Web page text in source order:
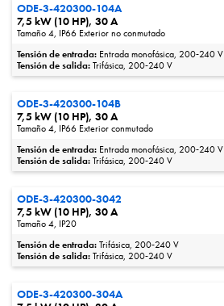
ODE-3-420300-104A
7,5 kW (10 HP), 30 A
Tamaño 4, IP66 Exterior no conmutado
Tensión de entrada: Entrada monofásica, 200‑240 V
Tensión de salida:Trifásica, 200‑240 V
ODE-3-420300-104B
7,5 kW (10 HP), 30 A
Tamaño 4, IP66 Exterior conmutado
Tensión de entrada: Entrada monofásica, 200‑240 V
Tensión de salida:Trifásica, 200‑240 V
ODE-3-420300-3042
7,5 kW (10 HP), 30 A
Tamaño 4, IP20
Tensión de entrada:Trifásica, 200‑240 V
Tensión de salida:Trifásica, 200‑240 V
ODE-3-420300-304A